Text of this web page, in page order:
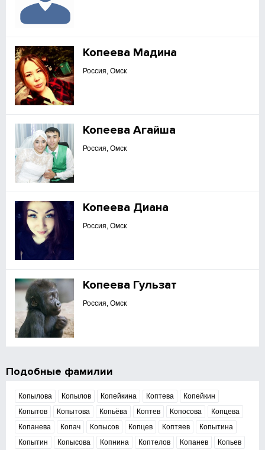
Копеева Мадина
Россия, Омск
Копеева Агайша
Россия, Омск
Копеева Диана
Россия, Омск
Копеева Гульзат
Россия, Омск
Подобные фамилии
Копылова Копылов Копейкина Коптева
Копейкин
Копытов
Копытова Копьёва Коптев Копосова
Копцева
Копанева
Копач Копысов Копцев Коптяев
Копытина
Копытин
Копысова Копнина Коптелов Копанев Копьев